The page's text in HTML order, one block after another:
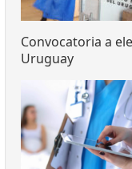
Convocatoria a
Uruguay